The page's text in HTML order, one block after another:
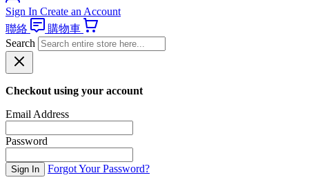
Sign In Create an Account
聯絡
購物車
Search
Checkout using your account
Email Address
Password
Sign In Forgot Your Password?